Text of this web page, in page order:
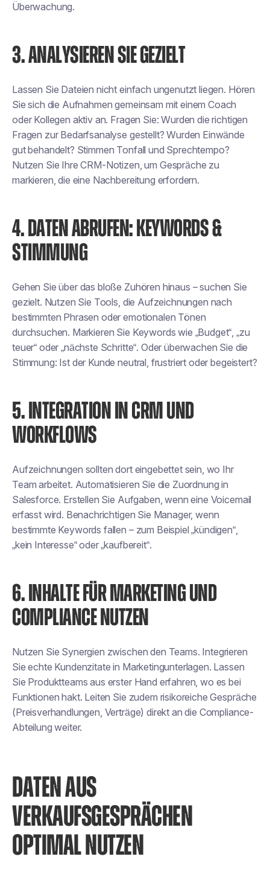
Überwachung.
3. ANALYSIEREN SIE GEZIELT
Lassen Sie Dateien nicht einfach ungenutzt liegen. Hören
Sie sich die Aufnahmen gemeinsam mit einem Coach
oder Kollegen aktiv an. Fragen Sie: Wurden die richtigen
Fragen zur Bedarfsanalyse gestellt? Wurden Einwände
gut behandelt? Stimmen Tonfall und Sprechtempo?
Nutzen Sie Ihre CRM-Notizen, um Gespräche zu
markieren, die eine Nachbereitung erfordern.
4. DATEN ABRUFEN: KEYWORDS &
STIMMUNG
Gehen Sie über das bloße Zuhören hinaus – suchen Sie
gezielt. Nutzen Sie Tools, die Aufzeichnungen nach
bestimmten Phrasen oder emotionalen Tönen
durchsuchen. Markieren Sie Keywords wie „Budget“, „zu
teuer“ oder „nächste Schritte“. Oder überwachen Sie die
Stimmung: Ist der Kunde neutral, frustriert oder begeistert?
5. INTEGRATION IN CRM UND
WORKFLOWS
Aufzeichnungen sollten dort eingebettet sein, wo Ihr
Team arbeitet. Automatisieren Sie die Zuordnung in
Salesforce. Erstellen Sie Aufgaben, wenn eine Voicemail
erfasst wird. Benachrichtigen Sie Manager, wenn
bestimmte Keywords fallen – zum Beispiel „kündigen“,
„kein Interesse“ oder „kaufbereit“.
6. INHALTE FÜR MARKETING UND
COMPLIANCE NUTZEN
Nutzen Sie Synergien zwischen den Teams. Integrieren
Sie echte Kundenzitate in Marketingunterlagen. Lassen
Sie Produktteams aus erster Hand erfahren, wo es bei
Funktionen hakt. Leiten Sie zudem risikoreiche Gespräche
(Preisverhandlungen, Verträge) direkt an die Compliance-
Abteilung weiter.
DATEN AUS
VERKAUFSGESPRÄCHEN
OPTIMAL NUTZEN